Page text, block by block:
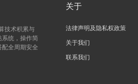
技术积累与
系统，操作简
全周期安全
关于
法律声明及隐私权政策
关于我们
联系我们